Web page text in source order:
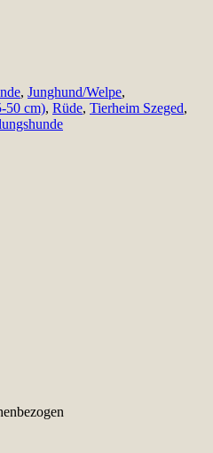
, Junghund/Welpe,
50 cm), Rüde, Tierheim Szeged,